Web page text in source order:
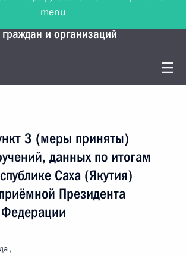
по работе с
и организаций
3 (меры приняты)
данных по итогам
Саха (Якутия)
Президента
menu